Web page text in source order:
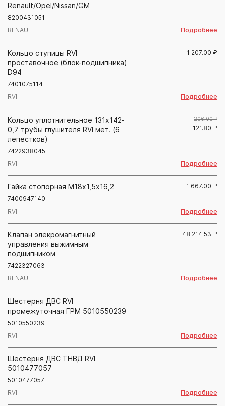
Renault/Opel/Nissan/GM
8200431051
RENAULT
Подробнее
Кольцо ступицы RVI
проставочное (блок-подшипника)
D94
7401075114
RVI
1 207.00 ₽
Подробнее
Кольцо уплотнительное 131х142-
0,7 трубы глушителя RVI мет. (6
лепестков)
7422938045
RVI
206.00 ₽
121.80 ₽
Подробнее
Гайка стопорная M18х1,5х16,2
7400947140
RVI
1 667.00 ₽
Подробнее
Клапан элекромагнитный
управления выжимным
подшипником
7422327063
RENAULT
48 214.53 ₽
Подробнее
Шестерня ДВС RVI
промежуточная ГРМ 5010550239
5010550239
RVI
Подробнее
Шестерня ДВС ТНВД RVI
5010477057
5010477057
RVI
Подробнее